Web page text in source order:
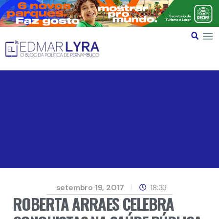
setembro 19, 2017 18:33
ROBERTA ARRAES CELEBRA